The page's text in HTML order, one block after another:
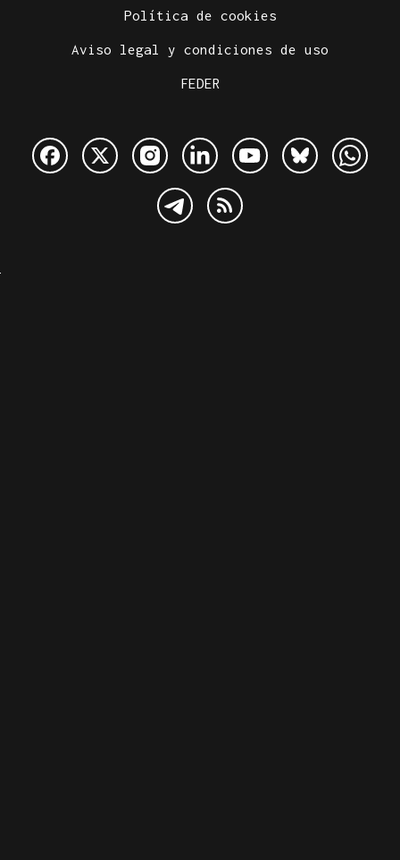
Política de cookies
Aviso legal y condiciones de uso
FEDER